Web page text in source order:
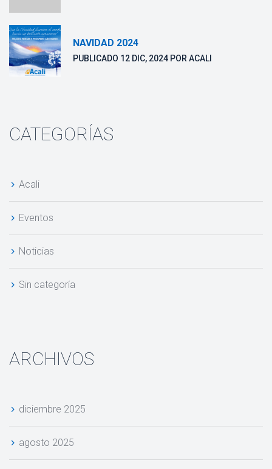
NAVIDAD 2024
PUBLICADO 12 DIC, 2024 POR ACALI
CATEGORÍAS
Acali
Evento
Noticia
Sin categoría
ARCHIVOS
diciembre 2025
agosto 2025